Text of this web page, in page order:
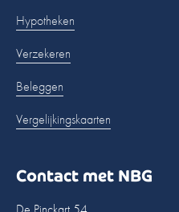
Hypotheken
Verzekeren
Beleggen
Vergelijkingskaarten
Contact met NBG